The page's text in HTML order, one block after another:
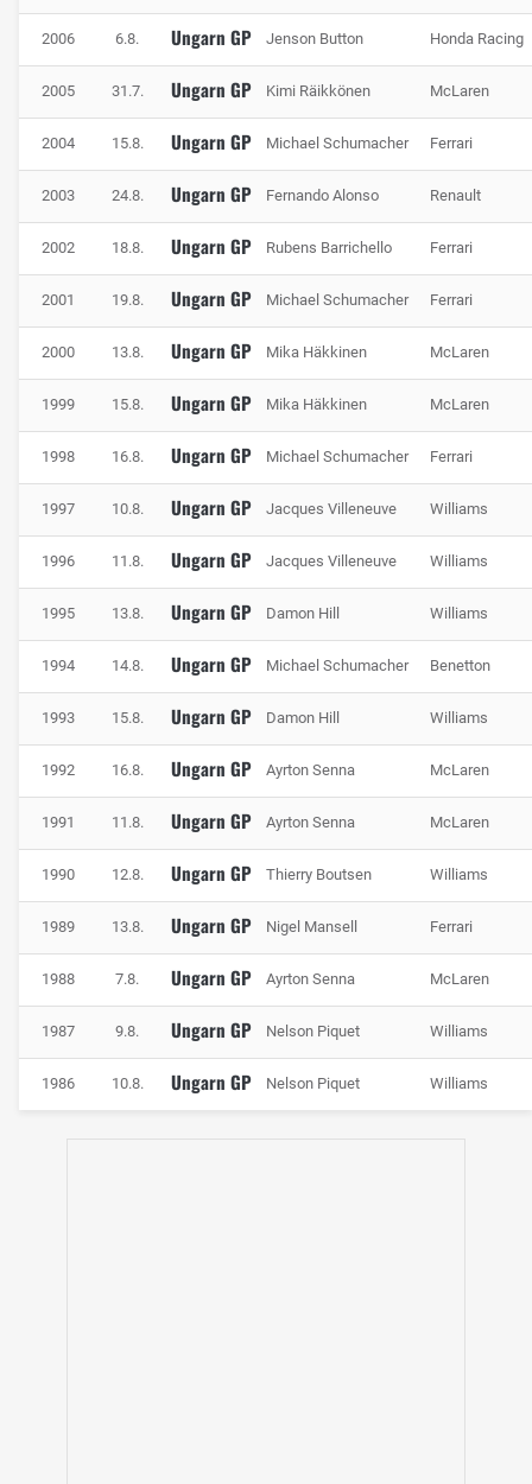
2006 6.8. Ungarn GP Jenson Button Honda Racing
2005 31.7. Ungarn GP Kimi Räikkönen McLaren
2004 15.8. Ungarn GP Michael Schumacher Ferrari
2003 24.8. Ungarn GP Fernando Alonso Renault
2002 18.8. Ungarn GP Rubens Barrichello Ferrari
2001 19.8. Ungarn GP Michael Schumacher Ferrari
2000 13.8. Ungarn GP Mika Häkkinen McLaren
1999 15.8. Ungarn GP Mika Häkkinen McLaren
1998 16.8. Ungarn GP Michael Schumacher Ferrari
1997 10.8. Ungarn GP Jacques Villeneuve Williams
1996 11.8. Ungarn GP Jacques Villeneuve Williams
1995 13.8. Ungarn GP Damon Hill Williams
1994 14.8. Ungarn GP Michael Schumacher Benetton
1993 15.8. Ungarn GP Damon Hill Williams
1992 16.8. Ungarn GP Ayrton Senna McLaren
1991 11.8. Ungarn GP Ayrton Senna McLaren
1990 12.8. Ungarn GP Thierry Boutsen Williams
1989 13.8. Ungarn GP Nigel Mansell Ferrari
1988 7.8. Ungarn GP Ayrton Senna McLaren
1987 9.8. Ungarn GP Nelson Piquet Williams
1986 10.8. Ungarn GP Nelson Piquet Williams